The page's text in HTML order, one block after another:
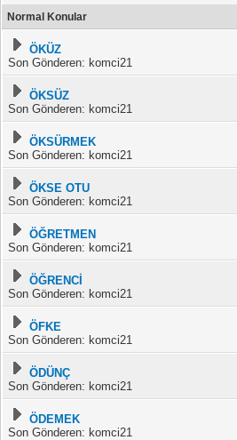
Normal Konular
ÖKÜZ
Son Gönderen: komci21
ÖKSÜZ
Son Gönderen: komci21
ÖKSÜRMEK
Son Gönderen: komci21
ÖKSE OTU
Son Gönderen: komci21
ÖĞRETMEN
Son Gönderen: komci21
ÖĞRENCİ
Son Gönderen: komci21
ÖFKE
Son Gönderen: komci21
ÖDÜNÇ
Son Gönderen: komci21
ÖDEMEK
Son Gönderen: komci21